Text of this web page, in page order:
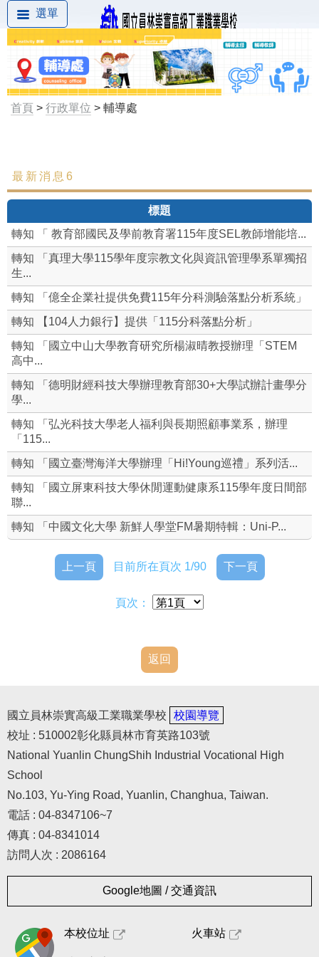
選單
首頁 > 行政單位 > 輔導處
最新消息
心理測驗
生涯輔導
生命教育
家庭教育
個別輔導轉介單
活動照片
最新消息6
標題
轉知 「 教育部國民及學前教育署115年度SEL教師增能培...
轉知 「真理大學115學年度宗教文化與資訊管理學系單獨招
生...
轉知 「億全企業社提供免費115年分科測驗落點分析系統」
轉知 【104人力銀行】提供「115分科落點分析」
轉知 「國立中山大學教育研究所楊淑晴教授辦理「STEM
高中...
轉知 「德明財經科技大學辦理教育部30+大學試辦計畫學分
學...
轉知 「弘光科技大學老人福利與長期照顧事業系，辦理
「115...
轉知 「國立臺灣海洋大學辦理「Hi!Young巡禮」系列活...
轉知 「國立屏東科技大學休閒運動健康系115學年度日間部
聯...
轉知 「中國文化大學 新鮮人學堂FM暑期特輯：Uni-P...
上一頁 目前所在頁次 1/90 下一頁
頁次：
返回
國立員林崇實高級工業職業學校
校園導覽
校址 : 510002彰化縣員林市育英路103號
National Yuanlin ChungShih Industrial Vocational High
School
No.103, Yu-Ying Road, Yuanlin, Changhua, Taiwan.
電話 : 04-8347106~7
傳真 : 04-8341014
訪問人次 : 2086164
Google地圖 / 交通資訊
本校位址 火車站